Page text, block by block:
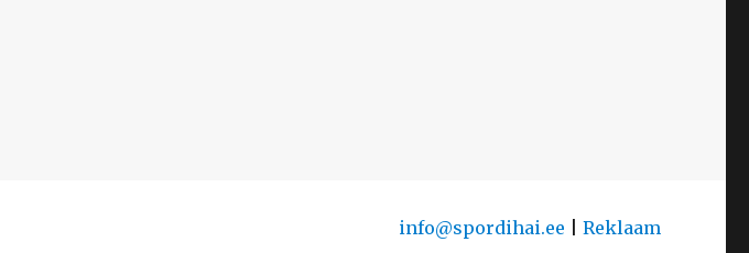
info@spordihai.ee Reklaam